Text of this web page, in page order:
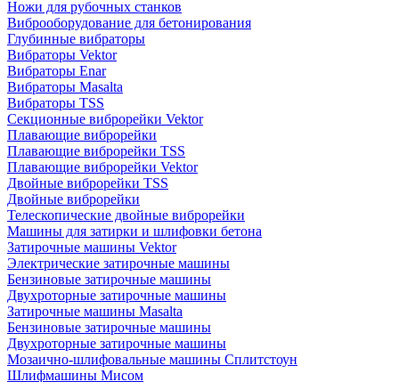
Ножи для рубочных станков
Виброоборудование для бетонирования
Глубинные вибраторы
Вибраторы Vektor
Вибраторы Enar
Вибраторы Masalta
Вибраторы TSS
Секционные виброрейки Vektor
Плавающие виброрейки
Плавающие виброрейки TSS
Плавающие виброрейки Vektor
Двойные виброрейки TSS
Двойные виброрейки
Телескопические двойные виброрейки
Машины для затирки и шлифовки бетона
Затирочные машины Vektor
Электрические затирочные машины
Бензиновые затирочные машины
Двухроторные затирочные машины
Затирочные машины Masalta
Бензиновые затирочные машины
Двухроторные затирочные машины
Мозаично-шлифовальные машины Сплитстоун
Шлифмашины Мисом